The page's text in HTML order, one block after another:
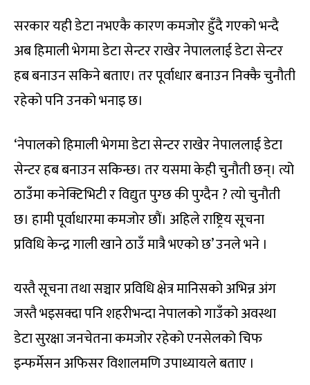
सरकार यही डेटा नभएकै कारण कमजोर हुँदै गएको भन्‍दै
अब हिमाली भेगमा डेटा सेन्टर राखेर नेपाललाई डेटा सेन्टर
हब बनाउन सकिने बताए। तर पूर्वाधार बनाउन निक्कै चुनौती
रहेको पनि उनको भनाइ छ।
‘नेपालको हिमाली भेगमा डेटा सेन्टर राखेर नेपाललाई डेटा
सेन्टर हब बनाउन सकिन्छ। तर यसमा केही चुनौती छन्। त्यो
ठाउँमा कनेक्टिभिटी र विद्युत पुग्छ की पुग्दैन ? त्यो चुनौती
छ। हामी पूर्वाधारमा कमजोर छौं। अहिले राष्ट्रिय सूचना
प्रविधि केन्द्र गाली खाने ठाउँ मात्रै भएको छ’ उनले भने ।
यस्तै सूचना तथा सञ्चार प्रविधि क्षेत्र मानिसको अभिन्न अंग
जस्तै भइसक्दा पनि शहरीभन्दा नेपालको गाउँको अवस्था
डेटा सुरक्षा जनचेतना कमजोर रहेको एनसेलको चिफ
इन्फर्मेसन अफिसर विशालमणि उपाध्यायले बताए ।